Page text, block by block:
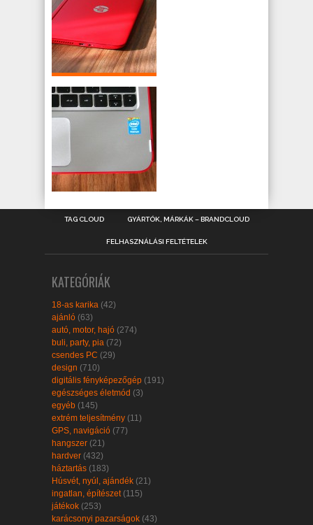
TAG CLOUD GYÁRTÓK, MÁRKÁK – BRANDCLOUD
FELHASZNÁLÁSI FELTÉTELEK
KATEGÓRIÁK
18-as karika (42)
ajánló (63)
autó, motor, hajó (274)
buli, party, pia (72)
csendes PC (29)
design (710)
digitális fényképezőgép (191)
egészséges életmód (3)
egyéb (145)
extrém teljesítmény (11)
GPS, navigáció (77)
hangszer (21)
hardver (432)
háztartás (183)
Húsvét, nyúl, ajándék (21)
ingatlan, építészet(115)
játékok (253)
karácsonyi pazarságok (43)